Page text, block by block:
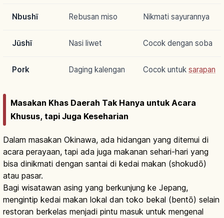
Nbushī Rebusan miso Nikmati sayurannya
Jūshī Nasi liwet Cocok dengan soba
Pork Daging kalengan Cocok untuk sarapan
Masakan Khas Daerah Tak Hanya untuk Acara
Khusus, tapi Juga Keseharian
Dalam masakan Okinawa, ada hidangan yang ditemui di
acara perayaan, tapi ada juga makanan sehari-hari yang
bisa dinikmati dengan santai di kedai makan (shokudō)
atau pasar.
Bagi wisatawan asing yang berkunjung ke Jepang,
mengintip kedai makan lokal dan toko bekal (bentō) selain
restoran berkelas menjadi pintu masuk untuk mengenal